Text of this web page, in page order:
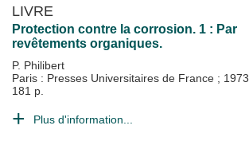
LIVRE
Protection contre la corrosion. 1 : Par
revêtements organiques.
P. Philibert
Paris : Presses Universitaires de France ; 1973
181 p.
Plus d'information...